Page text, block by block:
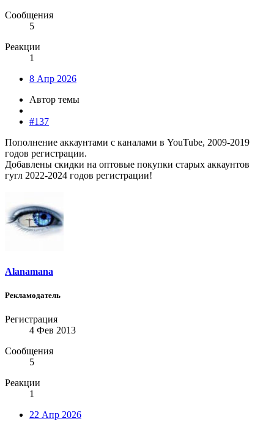
Сообщения
5
Реакции
1
8 Апр 2026
Автор темы
#137
Пополнение аккаунтами с каналами в YouTube, 2009-2019
годов регистрации.
Добавлены скидки на оптовые покупки старых аккаунтов
гугл 2022-2024 годов регистрации!
Alanamana
Рекламодатель
Регистрация
4 Фев 2013
Сообщения
5
Реакции
1
22 Апр 2026